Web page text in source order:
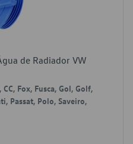
de Radiador VW
Fox, Fusca, Gol, Golf,
Passat, Polo, Saveiro,